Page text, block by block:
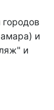
и
и